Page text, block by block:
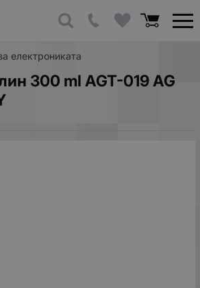
електрониката
300 ml AGT-019 AG